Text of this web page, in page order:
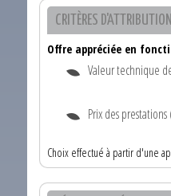
CRITÈRES D'ATTRIBUTION
Offre appréciée en
Valeur technique
Prix des
Choix effectué à partir d'une